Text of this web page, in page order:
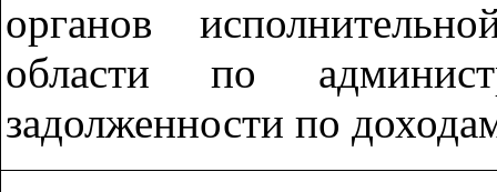
органов
области по
задолженности по